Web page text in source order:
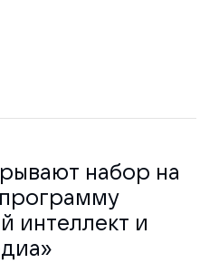
набор на
интеллект и